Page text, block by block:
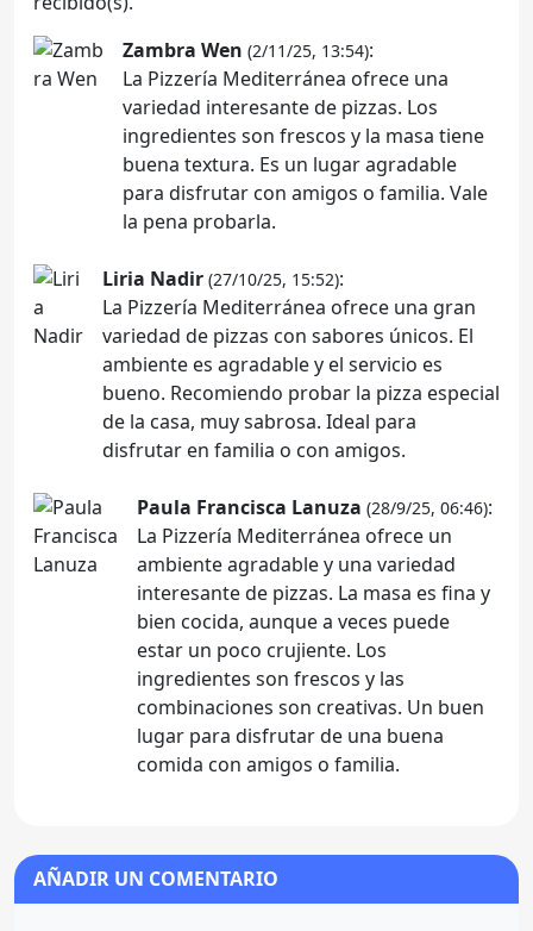
Zambra Wen (2/11/25, 13:54):
La Pizzería Mediterránea ofrece una
variedad interesante de pizzas. Los
ingredientes son frescos y la masa tiene
buena textura. Es un lugar agradable
para disfrutar con amigos o familia. Vale
la pena probarla.
Liria Nadir (27/10/25, 15:52):
La Pizzería Mediterránea ofrece una gran
variedad de pizzas con sabores únicos. El
ambiente es agradable y el servicio es
bueno. Recomiendo probar la pizza especial
de la casa, muy sabrosa. Ideal para
disfrutar en familia o con amigos.
Paula Francisca Lanuza (28/9/25, 06:46):
La Pizzería Mediterránea ofrece un
ambiente agradable y una variedad
interesante de pizzas. La masa es fina y
bien cocida, aunque a veces puede
estar un poco crujiente. Los
ingredientes son frescos y las
combinaciones son creativas. Un buen
lugar para disfrutar de una buena
comida con amigos o familia.
AÑADIR UN COMENTARIO